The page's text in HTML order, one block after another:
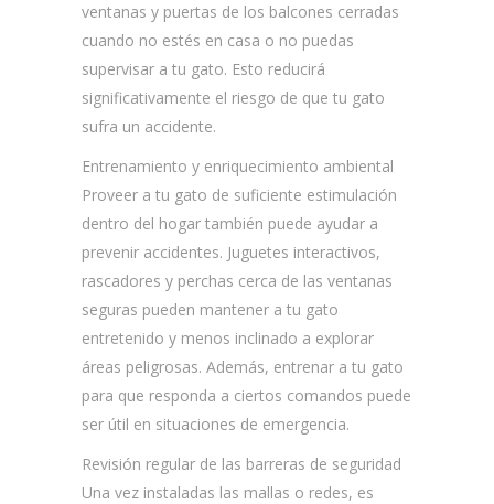
ventanas y puertas de los balcones cerradas
cuando no estés en casa o no puedas
supervisar a tu gato. Esto reducirá
significativamente el riesgo de que tu gato
sufra un accidente.
Entrenamiento y enriquecimiento ambiental
Proveer a tu gato de suficiente estimulación
dentro del hogar también puede ayudar a
prevenir accidentes. Juguetes interactivos,
rascadores y perchas cerca de las ventanas
seguras pueden mantener a tu gato
entretenido y menos inclinado a explorar
áreas peligrosas. Además, entrenar a tu gato
para que responda a ciertos comandos puede
ser útil en situaciones de emergencia.
Revisión regular de las barreras de seguridad
Una vez instaladas las mallas o redes, es